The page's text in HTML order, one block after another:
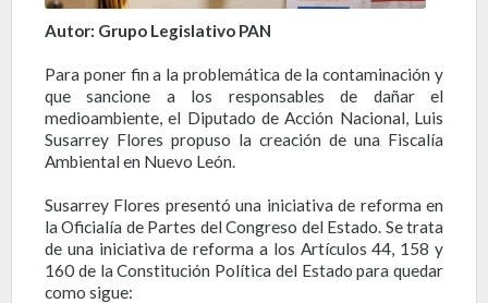
Autor: Grupo Legislativo PAN
Para poner fin a la problemática de la contaminación y
que sancione a los responsables de dañar el
medioambiente, el Diputado de Acción Nacional, Luis
Susarrey Flores propuso la creación de una Fiscalía
Ambiental en Nuevo León.
Susarrey Flores presentó una iniciativa de reforma en
la Oficialía de Partes del Congreso del Estado. Se trata
de una iniciativa de reforma a los Artículos 44, 158 y
160 de la Constitución Política del Estado para quedar
como sigue: